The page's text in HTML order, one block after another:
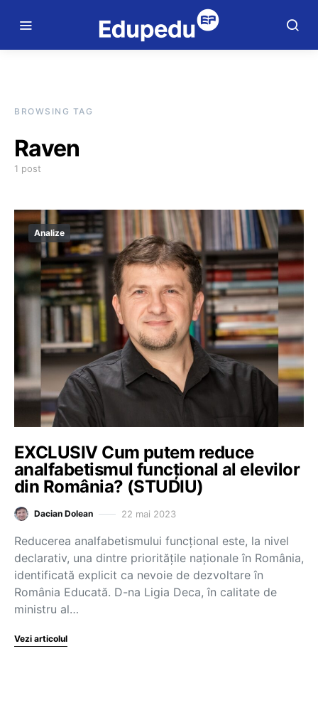
BROWSING TAG
Raven
1 post
Analize
EXCLUSIV Cum putem reduce
analfabetismul funcțional al elevilor
din România? (STUDIU)
Dacian Dolean 22 mai 2023
Reducerea analfabetismului funcțional este, la nivel
declarativ, una dintre prioritățile naționale în România,
identificată explicit ca nevoie de dezvoltare în
România Educată. D-na Ligia Deca, în calitate de
ministru al…
Vezi articolul